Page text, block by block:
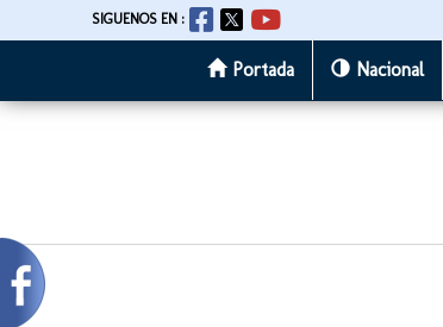
al
SIGUENOS EN :
Portada Nacional